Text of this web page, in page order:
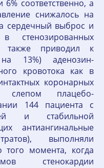
соответственно, а
снижалось на
сердечный выброс и
стенозированных
также приводил к
13%) аденозин-
кровотока как в
коронарных
плацебо-
144 пациента с
и стабильной
антиангинальные
выполняли
того момента, когда
стенокардии